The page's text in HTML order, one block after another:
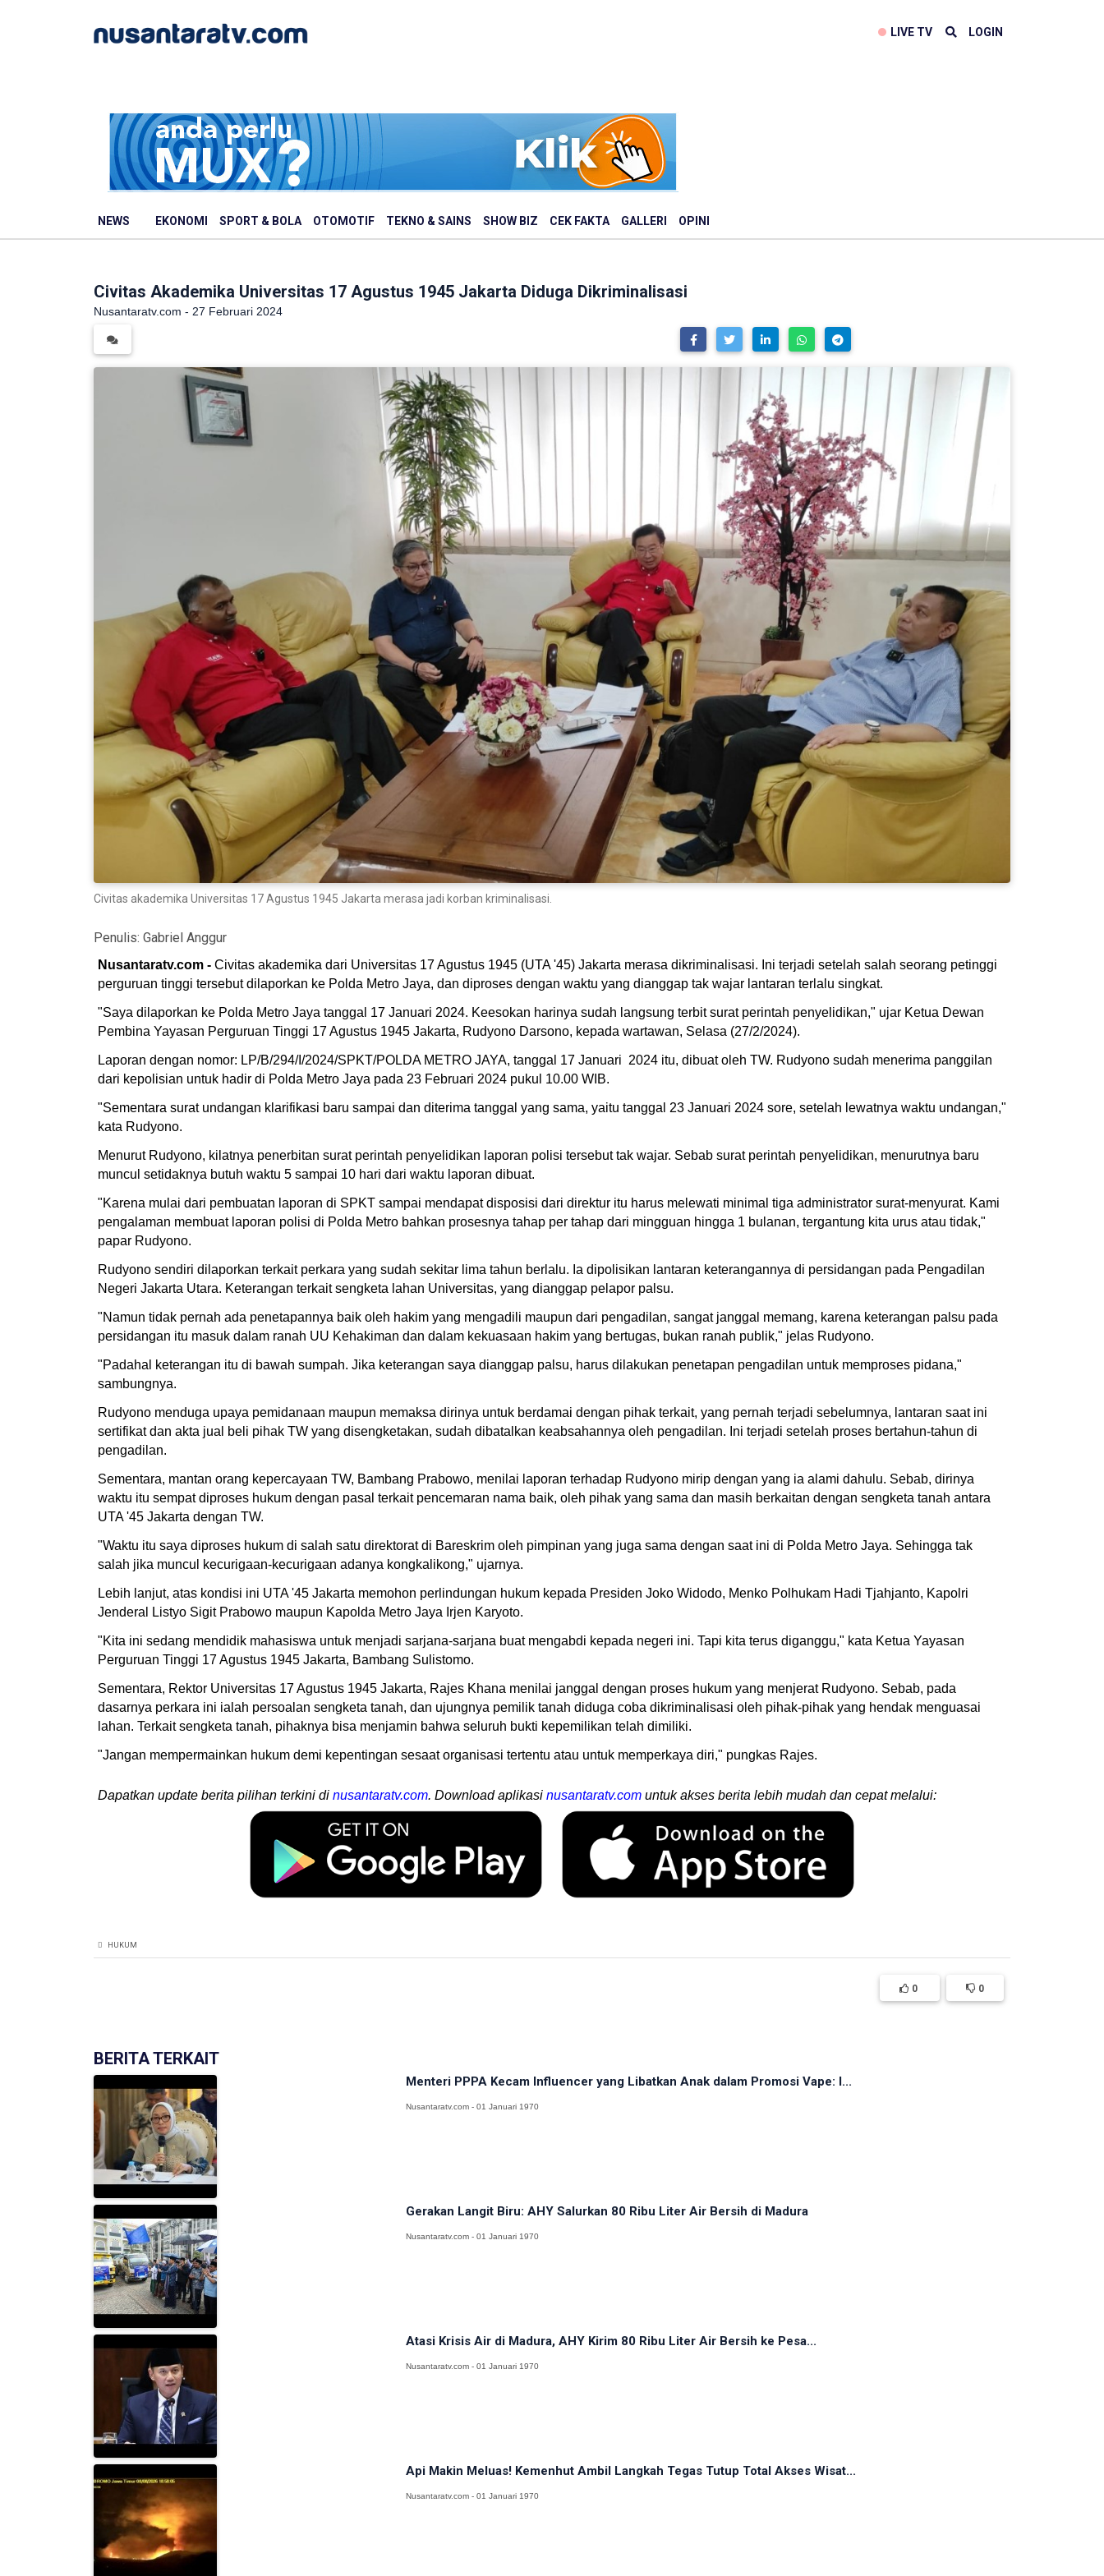
LIVE TV LOGIN
NEWS EKONOMI SPORT & BOLA OTOMOTIF TEKNO & SAINS SHOW BIZ CEK FAKTA GALLERI OPINI
Civitas Akademika Universitas 17 Agustus 1945 Jakarta Diduga Dikriminalisasi
Nusantaratv.com - 27 Februari 2024
Civitas akademika Universitas 17 Agustus 1945 Jakarta merasa jadi korban kriminalisasi.
Penulis: Gabriel Anggur
Nusantaratv.com - Civitas akademika dari Universitas 17 Agustus 1945 (UTA '45) Jakarta merasa dikriminalisasi. Ini terjadi setelah salah seorang petinggi
perguruan tinggi tersebut dilaporkan ke Polda Metro Jaya, dan diproses dengan waktu yang dianggap tak wajar lantaran terlalu singkat.
"Saya dilaporkan ke Polda Metro Jaya tanggal 17 Januari 2024. Keesokan harinya sudah langsung terbit surat perintah penyelidikan," ujar Ketua Dewan
Pembina Yayasan Perguruan Tinggi 17 Agustus 1945 Jakarta, Rudyono Darsono, kepada wartawan, Selasa (27/2/2024).
Laporan dengan nomor: LP/B/294/I/2024/SPKT/POLDA METRO JAYA, tanggal 17 Januari 2024 itu, dibuat oleh TW. Rudyono sudah menerima panggilan
dari kepolisian untuk hadir di Polda Metro Jaya pada 23 Februari 2024 pukul 10.00 WIB.
"Sementara surat undangan klarifikasi baru sampai dan diterima tanggal yang sama, yaitu tanggal 23 Januari 2024 sore, setelah lewatnya waktu undangan,"
kata Rudyono.
Menurut Rudyono, kilatnya penerbitan surat perintah penyelidikan laporan polisi tersebut tak wajar. Sebab surat perintah penyelidikan, menurutnya baru
muncul setidaknya butuh waktu 5 sampai 10 hari dari waktu laporan dibuat.
"Karena mulai dari pembuatan laporan di SPKT sampai mendapat disposisi dari direktur itu harus melewati minimal tiga administrator surat-menyurat. Kami
pengalaman membuat laporan polisi di Polda Metro bahkan prosesnya tahap per tahap dari mingguan hingga 1 bulanan, tergantung kita urus atau tidak,"
papar Rudyono.
Rudyono sendiri dilaporkan terkait perkara yang sudah sekitar lima tahun berlalu. Ia dipolisikan lantaran keterangannya di persidangan pada Pengadilan
Negeri Jakarta Utara. Keterangan terkait sengketa lahan Universitas, yang dianggap pelapor palsu.
"Namun tidak pernah ada penetapannya baik oleh hakim yang mengadili maupun dari pengadilan, sangat janggal memang, karena keterangan palsu pada
persidangan itu masuk dalam ranah UU Kehakiman dan dalam kekuasaan hakim yang bertugas, bukan ranah publik," jelas Rudyono.
"Padahal keterangan itu di bawah sumpah. Jika keterangan saya dianggap palsu, harus dilakukan penetapan pengadilan untuk memproses pidana,"
sambungnya.
Rudyono menduga upaya pemidanaan maupun memaksa dirinya untuk berdamai dengan pihak terkait, yang pernah terjadi sebelumnya, lantaran saat ini
sertifikat dan akta jual beli pihak TW yang disengketakan, sudah dibatalkan keabsahannya oleh pengadilan. Ini terjadi setelah proses bertahun-tahun di
pengadilan.
Sementara, mantan orang kepercayaan TW, Bambang Prabowo, menilai laporan terhadap Rudyono mirip dengan yang ia alami dahulu. Sebab, dirinya
waktu itu sempat diproses hukum dengan pasal terkait pencemaran nama baik, oleh pihak yang sama dan masih berkaitan dengan sengketa tanah antara
UTA '45 Jakarta dengan TW.
"Waktu itu saya diproses hukum di salah satu direktorat di Bareskrim oleh pimpinan yang juga sama dengan saat ini di Polda Metro Jaya. Sehingga tak
salah jika muncul kecurigaan-kecurigaan adanya kongkalikong," ujarnya.
Lebih lanjut, atas kondisi ini UTA '45 Jakarta memohon perlindungan hukum kepada Presiden Joko Widodo, Menko Polhukam Hadi Tjahjanto, Kapolri
Jenderal Listyo Sigit Prabowo maupun Kapolda Metro Jaya Irjen Karyoto.
"Kita ini sedang mendidik mahasiswa untuk menjadi sarjana-sarjana buat mengabdi kepada negeri ini. Tapi kita terus diganggu," kata Ketua Yayasan
Perguruan Tinggi 17 Agustus 1945 Jakarta, Bambang Sulistomo.
Sementara, Rektor Universitas 17 Agustus 1945 Jakarta, Rajes Khana menilai janggal dengan proses hukum yang menjerat Rudyono. Sebab, pada
dasarnya perkara ini ialah persoalan sengketa tanah, dan ujungnya pemilik tanah diduga coba dikriminalisasi oleh pihak-pihak yang hendak menguasai
lahan. Terkait sengketa tanah, pihaknya bisa menjamin bahwa seluruh bukti kepemilikan telah dimiliki.
"Jangan mempermainkan hukum demi kepentingan sesaat organisasi tertentu atau untuk memperkaya diri," pungkas Rajes.
Dapatkan update berita pilihan terkini di nusantaratv.com. Download aplikasi nusantaratv.com untuk akses berita lebih mudah dan cepat melalui:
HUKUM
0 0
BERITA TERKAIT
Menteri PPPA Kecam Influencer yang Libatkan Anak dalam Promosi Vape: I...
Nusantaratv.com - 01 Januari 1970
Gerakan Langit Biru: AHY Salurkan 80 Ribu Liter Air Bersih di Madura
Nusantaratv.com - 01 Januari 1970
Atasi Krisis Air di Madura, AHY Kirim 80 Ribu Liter Air Bersih ke Pesa...
Nusantaratv.com - 01 Januari 1970
Api Makin Meluas! Kemenhut Ambil Langkah Tegas Tutup Total Akses Wisat...
Nusantaratv.com - 01 Januari 1970